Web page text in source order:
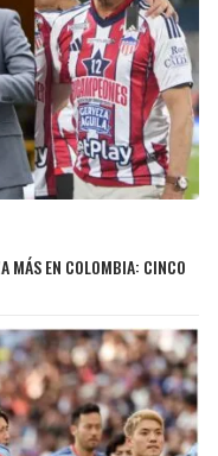
MÁS EN COLOMBIA: CINCO